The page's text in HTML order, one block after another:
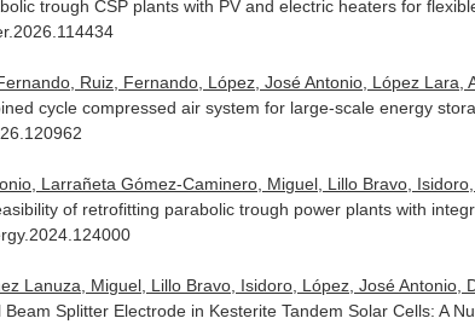
trough CSP plants with PV and electric heaters for
Ruiz, Fernando, López, José Antonio, López Lara,
cycle compressed air system for large-scale energy
Larrañeta Gómez-Caminero, Miguel, Lillo Bravo,
of retrofitting parabolic trough power plants with
Lanuza, Miguel, Lillo Bravo, Isidoro, López, José Antonio,
Splitter Electrode in Kesterite Tandem Solar Cells: A